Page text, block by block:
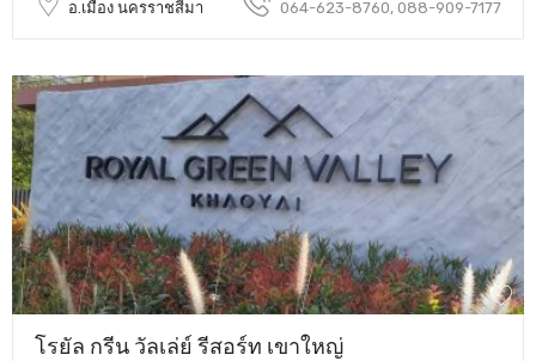
อ.เมือง นครราชสีมา 064-623-8760, 088-909-7177
โรยัล กรีน วัลเล่ย์ รีสอร์ท เขาใหญ่